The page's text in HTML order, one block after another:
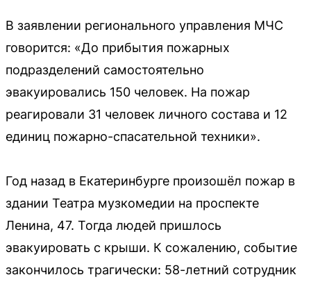
В заявлении регионального управления МЧС
говорится: «До прибытия пожарных
подразделений самостоятельно
эвакуировались 150 человек. На пожар
реагировали 31 человек личного состава и 12
единиц пожарно-спасательной техники».
Год назад в Екатеринбурге произошёл пожар в
здании Театра музкомедии на проспекте
Ленина, 47. Тогда людей пришлось
эвакуировать с крыши. К сожалению, событие
закончилось трагически: 58-летний сотрудник